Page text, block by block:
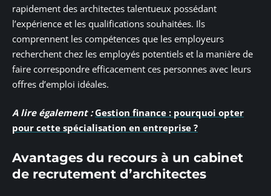
rapidement des architectes talentueux possédant
l’expérience et les qualifications souhaitées. Ils
comprennent les compétences que les employeurs
recherchent chez les employés potentiels et la manière de
faire correspondre efficacement ces personnes avec leurs
offres d’emploi idéales.
A lire également : Gestion finance : pourquoi opter
pour cette spécialisation en entreprise ?
Avantages du recours à un cabinet
de recrutement d’architectes